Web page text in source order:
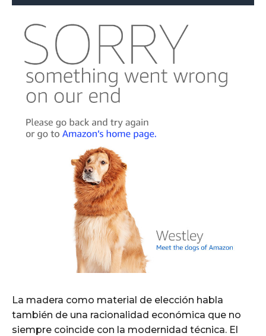
La madera como material de elección habla
también de una racionalidad económica que no
siempre coincide con la modernidad técnica. El